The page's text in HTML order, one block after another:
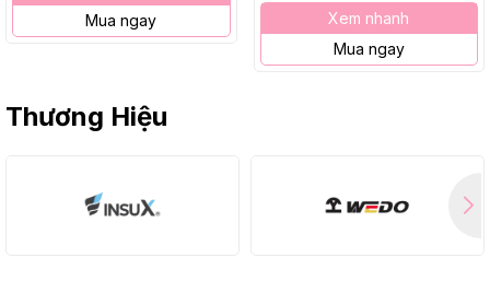
Mua ngay
Xem nhanh
Mua ngay
Thương Hiệu